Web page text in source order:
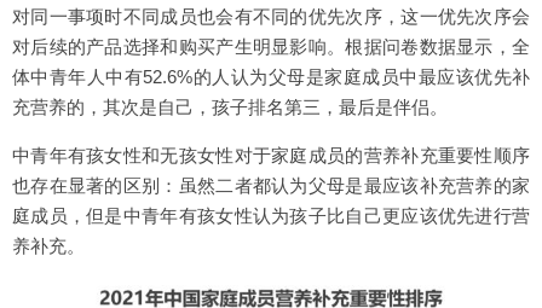
对同一事项时不同成员也会有不同的优先次序，这一优先次序会
对后续的产品选择和购买产生明显影响。根据问卷数据显示，全
体中青年人中有52.6%的人认为父母是家庭成员中最应该优先补
充营养的，其次是自己，孩子排名第三，最后是伴侣。
中青年有孩女性和无孩女性对于家庭成员的营养补充重要性顺序
也存在显著的区别：虽然二者都认为父母是最应该补充营养的家
庭成员，但是中青年有孩女性认为孩子比自己更应该优先进行营
养补充。